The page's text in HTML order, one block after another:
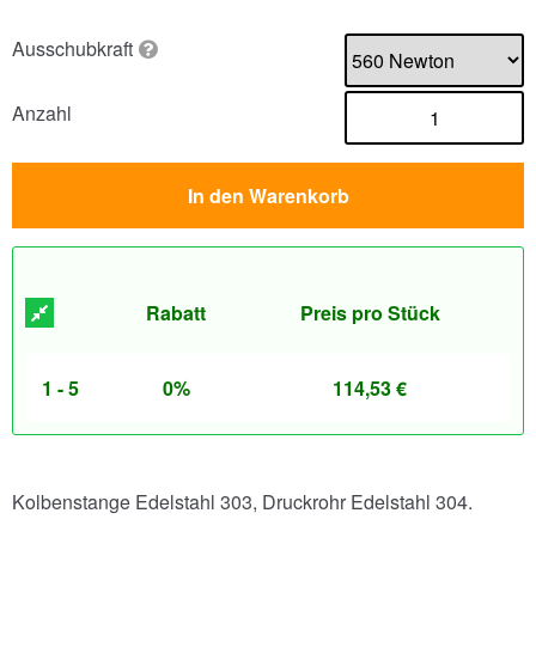
Ausschubkraft
Anzahl
In den Warenkorb
Rabatt Preis pro Stück
1 - 5 0% 114,53€
Kolbenstange Edelstahl 303, Druckrohr Edelstahl 304.